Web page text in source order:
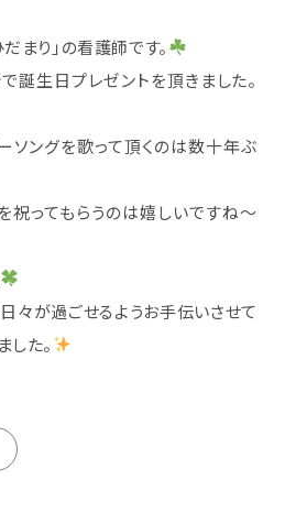
まり」の看護師です。
誕生日プレゼントを頂きました。
ソングを歌って頂くのは数十年ぶ
祝ってもらうのは嬉しいですね～
々が過ごせるようお手伝いさせて
た。